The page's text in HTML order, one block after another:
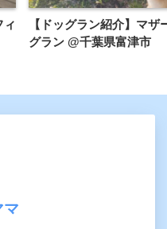
ィ
【ドッグラン紹介】マザ
グラン @千葉県富津市